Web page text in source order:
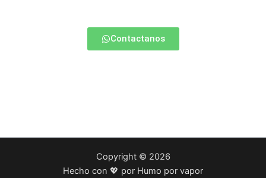
Contactanos
Copyright © 2026
Hecho con 💖 por Humo por vapor